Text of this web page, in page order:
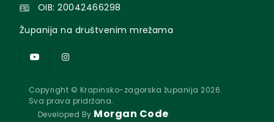
OIB: 20042466298
Županija na društvenim mrežama
Copyright © Krapinsko-zagorska županija 2026.
Sva prava pridržana.
Developed By Morgan Code